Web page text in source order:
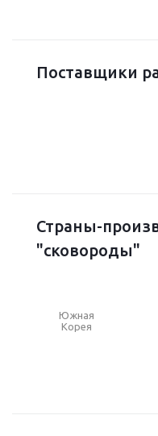
Поставщики
Страны-
"сковороды"
Южная
Корея